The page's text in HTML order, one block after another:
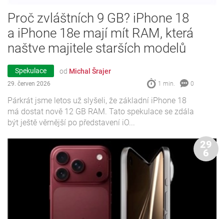
Proč zvláštních 9 GB? iPhone 18
a iPhone 18e mají mít RAM, která
naštve majitele starších modelů
Spekulace od Michal Šrajer
29. červen 2026 1 min. 0
Párkrát jsme letos už slyšeli, že základní iPhone 18
má dostat nově 12 GB RAM. Tato spekulace se zdála
být ještě věrnější po představení iO...
29
6